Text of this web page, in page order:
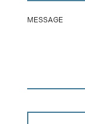
EMAIL *
MESSAGE